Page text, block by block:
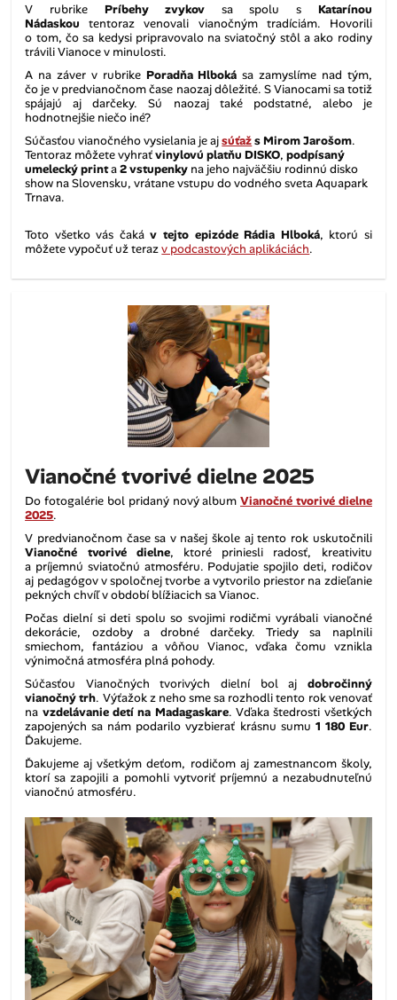
V rubrike
Príbehy zvykov sa spolu s
Katarínou
Nádaskou
tentoraz venovali vianočným tradíciám. Hovorili
o tom, čo sa kedysi pripravovalo na sviatočný stôl a ako rodiny
trávili Vianoce v minulosti.
A na záver v rubrike Poradňa Hlboká sa zamyslíme nad tým,
čo je v predvianočnom čase naozaj dôležité. S Vianocami sa totiž
spájajú aj darčeky. Sú naozaj také podstatné, alebo je
hodnotnejšie niečo iné?
Súčasťou vianočného vysielania je ajsúťažs Mirom Jarošom.
Tentoraz môžete vyhraťvinylovú platňu DISKO, podpísaný
umelecký printa2 vstupenky na jeho najväčšiu rodinnú disko
show na Slovensku, vrátane vstupu do vodného sveta Aquapark
Trnava.
Toto všetko vás čaká v tejto epizóde Rádia Hlboká, ktorú si
môžete vypočuť už terazv podcastových aplikáciách.
Vianočné tvorivé dielne 2025
Do fotogalérie bol pridaný nový albumVianočné tvorivé dielne
2025.
V predvianočnom čase sa v našej škole aj tento rok uskutočnili
Vianočné tvorivé dielne, ktoré priniesli radosť, kreativitu
a príjemnú sviatočnú atmosféru. Podujatie spojilo deti, rodičov
aj pedagógov v spoločnej tvorbe a vytvorilo priestor na zdieľanie
pekných chvíľ v období blížiacich sa Vianoc.
Počas dielní si deti spolu so svojimi rodičmi vyrábali vianočné
dekorácie, ozdoby a drobné darčeky. Triedy sa naplnili
smiechom, fantáziou a vôňou Vianoc, vďaka čomu vznikla
výnimočná atmosféra plná pohody.
Súčasťou Vianočných tvorivých dielní bol aj dobročinný
vianočný trh. Výťažok z neho sme sa rozhodli tento rok venovať
na vzdelávanie detí na Madagaskare. Vďaka štedrosti všetkých
zapojených sa nám podarilo vyzbierať krásnu sumu 1 180 Eur.
Ďakujeme.
Ďakujeme aj všetkým deťom, rodičom aj zamestnancom školy,
ktorí sa zapojili a pomohli vytvoriť príjemnú a nezabudnuteľnú
vianočnú atmosféru.